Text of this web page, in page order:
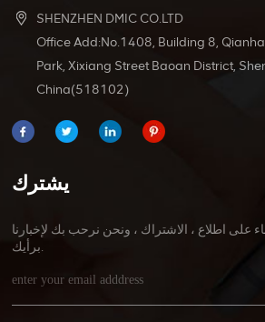
SHENZHEN DMIC CO.LTD
Office Add:No.1408, Building 8,
Park, Xixiang Street Baoan District,
China(518102)
يشترك
على اطلاع ، الاشتراك ، ونحن نرحب بك لإخبارنا
برأيك.